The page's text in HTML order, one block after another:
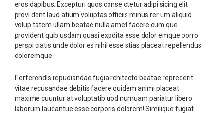
eros dapibus. Excepturi quos conse ctetur adipi sicing elit
provi dent laud atium voluptas officiis minus rer um aliquid
volup tatem ullam beatae nulla amet facere cum que
provident quib usdam quasi expdita esse dolor emque porro
perspi ciatis unde dolor es nihil esse stias placeat repellendus
doloremque.
Perferendis repudiandae fugia rchitecto beatae reprederit
vitae recusandae debitis facere quidem animi placeat
maxime cuuntur at voluptatib uod numuam pariatur libero
laborum laudantue esse corporis dolorem! Similique fugiat